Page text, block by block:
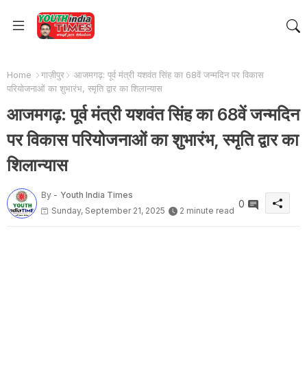
Home गाज़ीपुर
आजमगढ़: पूर्व मंत्री यशवंत सिंह का 68वें जन्मदिन पर विकास
परियोजनाओं का शुभारंभ, स्मृति द्वार का शिलान्यास
आजमगढ़: पूर्व मंत्री यशवंत सिंह का 68वें जन्मदिन
पर विकास परियोजनाओं का शुभारंभ, स्मृति द्वार का
शिलान्यास
By - Youth India Times
Sunday, September 21, 2025
2 minute read
0